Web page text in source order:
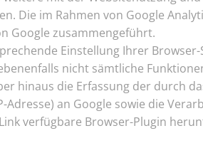
Die im Rahmen von Google
Google zusammengeführt.
Einstellung Ihrer
nicht sämtliche
hinaus die Erfassung der durch
an Google sowie die
verfügbare Browser-Plugin